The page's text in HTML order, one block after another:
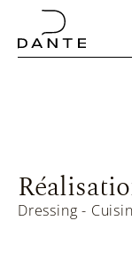
Dressing -